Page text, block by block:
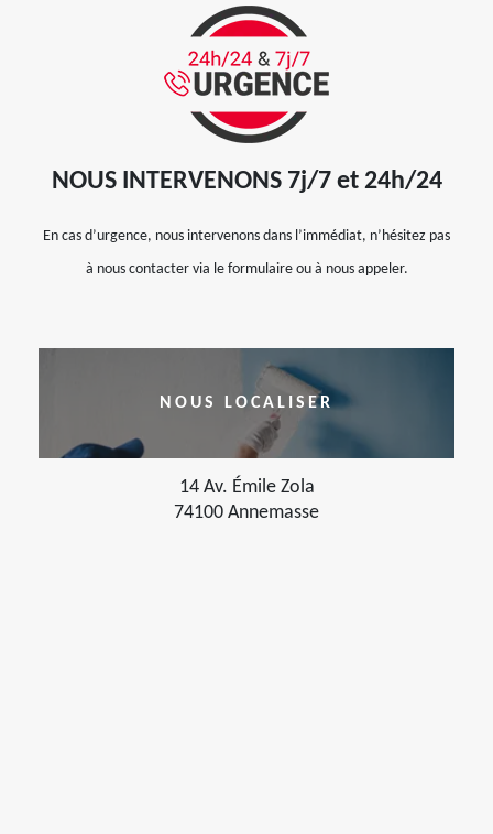
NOUS INTERVENONS 7j/7 et 24h/24
En cas d’urgence, nous intervenons dans l’immédiat, n’hésitez pas
à nous contacter via le formulaire ou à nous appeler.
NOUS LOCALISER
14 Av. Émile Zola
74100 Annemasse